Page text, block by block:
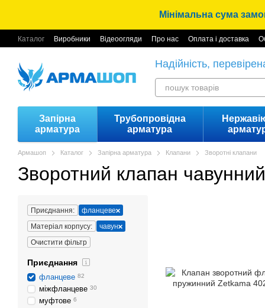
Мінімальна сума
Каталог Виробники Відеоогляди Про нас Оплата і доставка
Надійність,
Запірна
арматура
Трубопровідна
арматура
Армашоп Каталог Запірна арматура Клапани Зворотні клапани
Зворотний клапан
Приєднання:
фланцеве
Матеріал корпусу:
чавун
Очистити фільтр
Приєднання
фланцеве 82
міжфланцеве 30
муфтове 6